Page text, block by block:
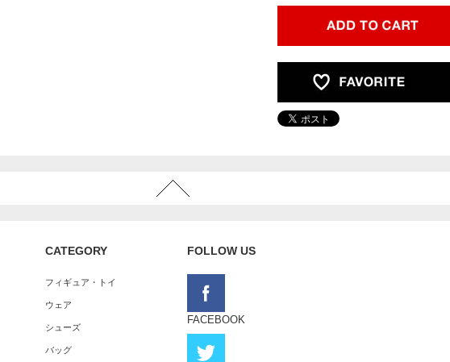
CATEGORY
フィギュア・トイ
ウェア
シューズ
バッグ
FOLLOW US
FACEBOOK